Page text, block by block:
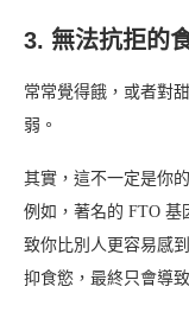
3. 無法抗拒的
常常覺得餓，或者對
弱。
其實，這不一定是你
例如，著名的 FTO 基
致你比別人更容易感
抑食慾，最終只會導